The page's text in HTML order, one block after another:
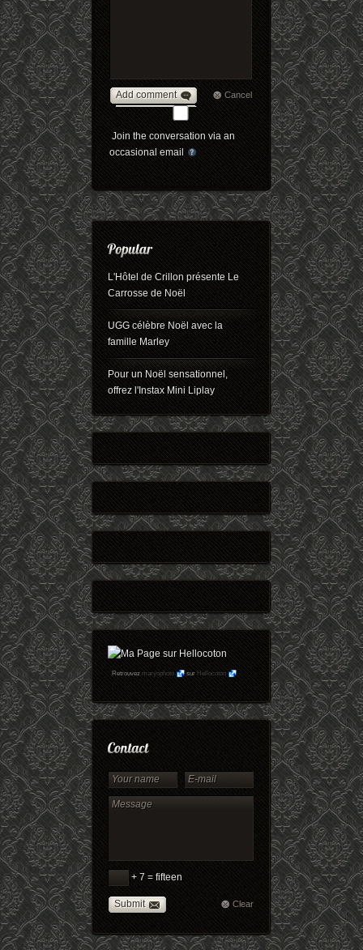
Add comment Cancel
Join the conversation via an
occasional email
L'Hôtel de Crillon présente Le
Carrosse de Noël
UGG célèbre Noël avec la
famille Marley
Pour un Noël sensationnel,
offrez l'Instax Mini Liplay
Retrouvezmaryophoto surHellocoton
+ 7 = fifteen
Submit Clear